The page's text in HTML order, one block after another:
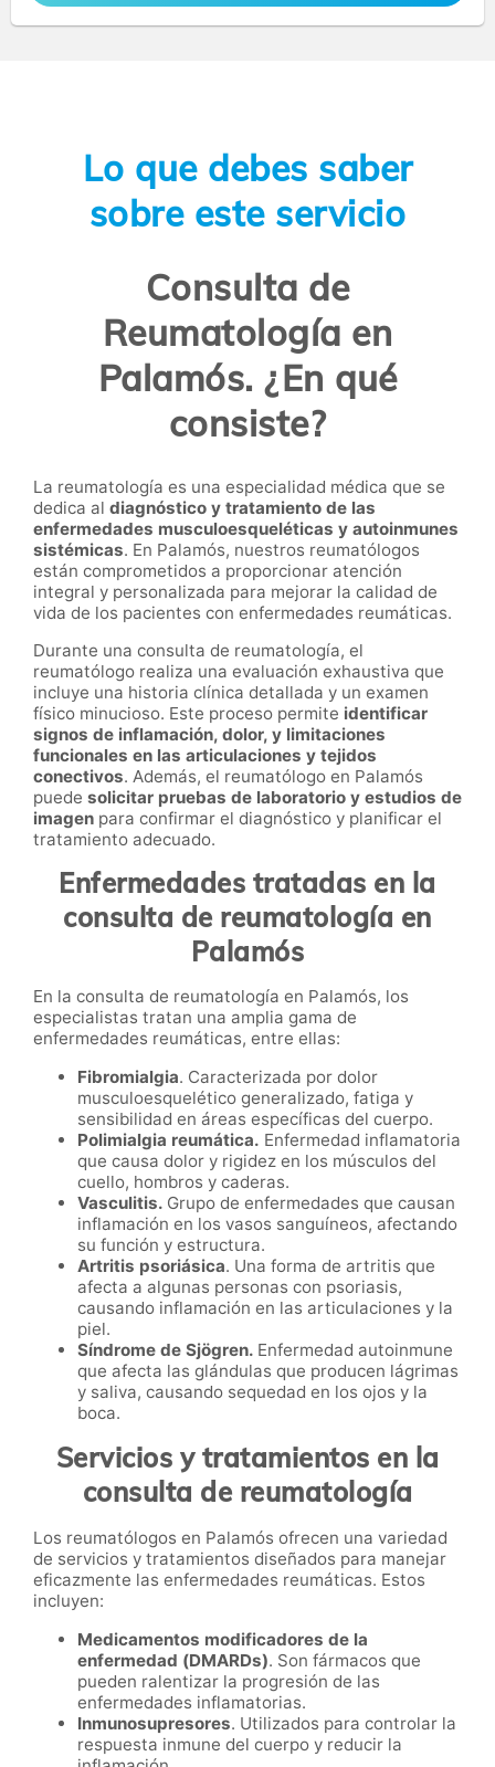
Lo que debes saber
sobre este servicio
Consulta de
Reumatología en
Palamós. ¿En qué
consiste?
La reumatología es una especialidad médica que se
dedica al diagnóstico y tratamiento de las
enfermedades musculoesqueléticas y autoinmunes
sistémicas. En Palamós, nuestros reumatólogos
están comprometidos a proporcionar atención
integral y personalizada para mejorar la calidad de
vida de los pacientes con enfermedades reumáticas.
Durante una consulta de reumatología, el
reumatólogo realiza una evaluación exhaustiva que
incluye una historia clínica detallada y un examen
físico minucioso. Este proceso permite identificar
signos de inflamación, dolor, y limitaciones
funcionales en las articulaciones y tejidos
conectivos. Además, el reumatólogo en Palamós
puede solicitar pruebas de laboratorio y estudios de
imagen para confirmar el diagnóstico y planificar el
tratamiento adecuado.
Enfermedades tratadas en la
consulta de reumatología en
Palamós
En la consulta de reumatología en Palamós, los
especialistas tratan una amplia gama de
enfermedades reumáticas, entre ellas:
Fibromialgia. Caracterizada por dolor
musculoesquelético generalizado, fatiga y
sensibilidad en áreas específicas del cuerpo.
Polimialgia reumática. Enfermedad inflamatoria
que causa dolor y rigidez en los músculos del
cuello, hombros y caderas.
Vasculitis. Grupo de enfermedades que causan
inflamación en los vasos sanguíneos, afectando
su función y estructura.
Artritis psoriásica. Una forma de artritis que
afecta a algunas personas con psoriasis,
causando inflamación en las articulaciones y la
piel.
Síndrome de Sjögren. Enfermedad autoinmune
que afecta las glándulas que producen lágrimas
y saliva, causando sequedad en los ojos y la
boca.
Servicios y tratamientos en la
consulta de reumatología
Los reumatólogos en Palamós ofrecen una variedad
de servicios y tratamientos diseñados para manejar
eficazmente las enfermedades reumáticas. Estos
incluyen:
Medicamentos modificadores de la
enfermedad (DMARDs). Son fármacos que
pueden ralentizar la progresión de las
enfermedades inflamatorias.
Inmunosupresores. Utilizados para controlar la
respuesta inmune del cuerpo y reducir la